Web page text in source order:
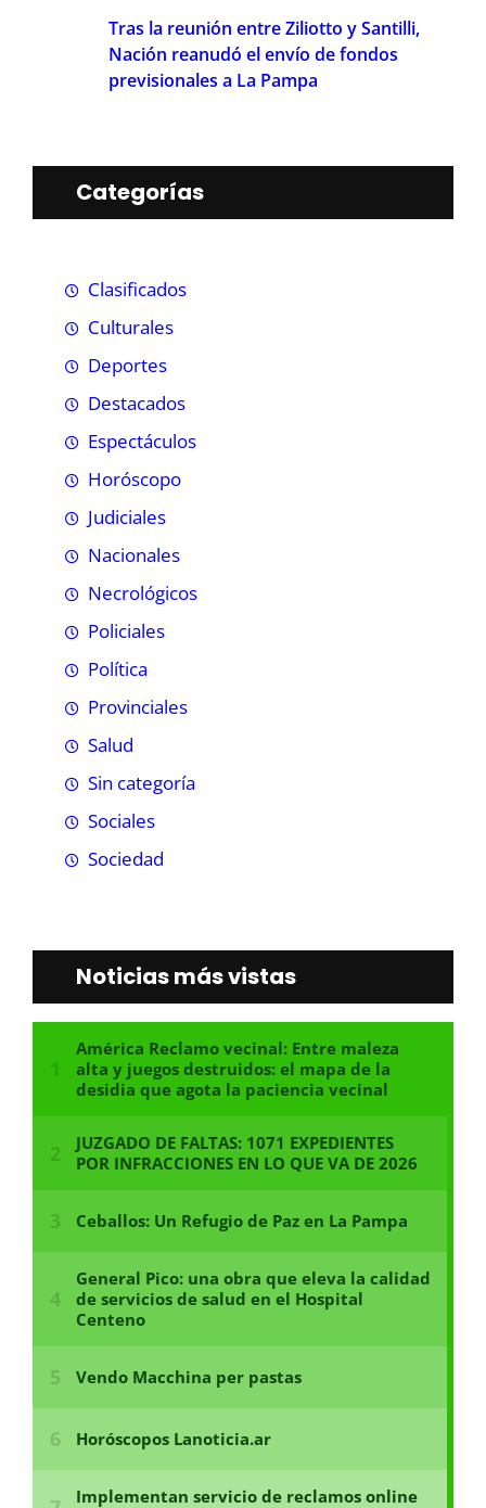
Tras la reunión entre Ziliotto y Santilli,
Nación reanudó el envío de fondos
previsionales a La Pampa
Categorías
Clasificados
Culturales
Deportes
Destacados
Espectáculos
Horóscopo
Judiciales
Nacionales
Necrológicos
Policiales
Política
Provinciales
Salud
Sin categoría
Sociales
Sociedad
Noticias más vistas